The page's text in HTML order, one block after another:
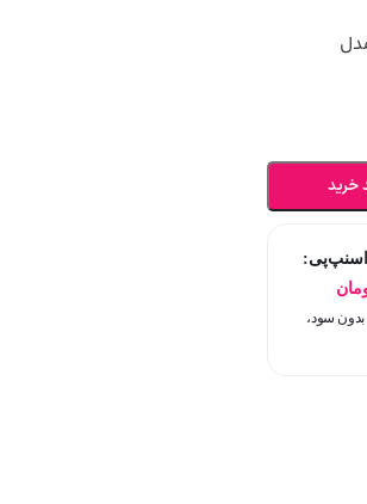
خرید
بدون سود،